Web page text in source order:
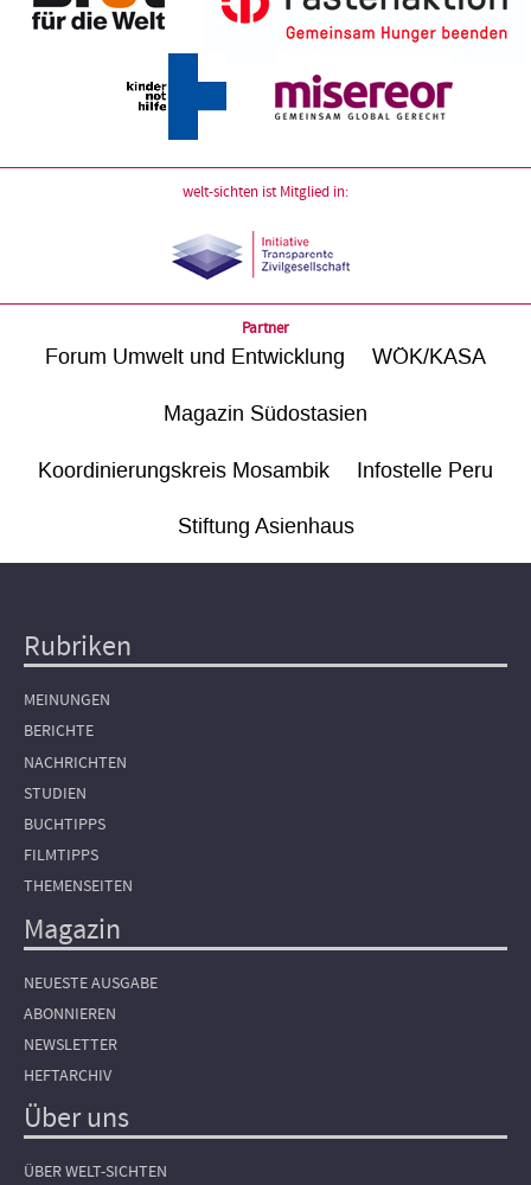
welt-sichten ist Mitglied in:
Partner
Forum Umwelt und Entwicklung WÖK/KASA
Magazin Südostasien
Koordinierungskreis Mosambik Infostelle Peru
Stiftung Asienhaus
Hauptnavigation
Rubriken
MEINUNGEN
BERICHTE
NACHRICHTEN
STUDIEN
BUCHTIPPS
FILMTIPPS
THEMENSEITEN
Magazin
NEUESTE AUSGABE
ABONNIEREN
NEWSLETTER
HEFTARCHIV
Über uns
ÜBER WELT-SICHTEN